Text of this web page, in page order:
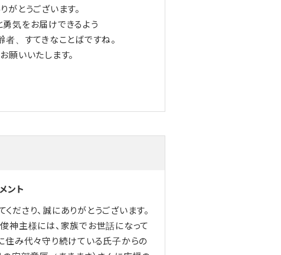
がとうございます。
気をお届けできるよう
者、すてきなことばですね。
願いいたします。
ント
ださり、誠にありがとうございます。
神主様には、家族でお世話になって
住み代々守り続けている氏子からの